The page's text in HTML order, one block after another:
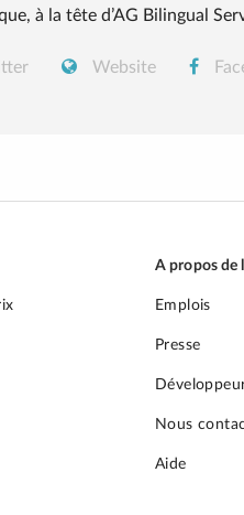
à la tête d’AG Bilingual
Website
A propos de
Emplois
Presse
Nous
Aide